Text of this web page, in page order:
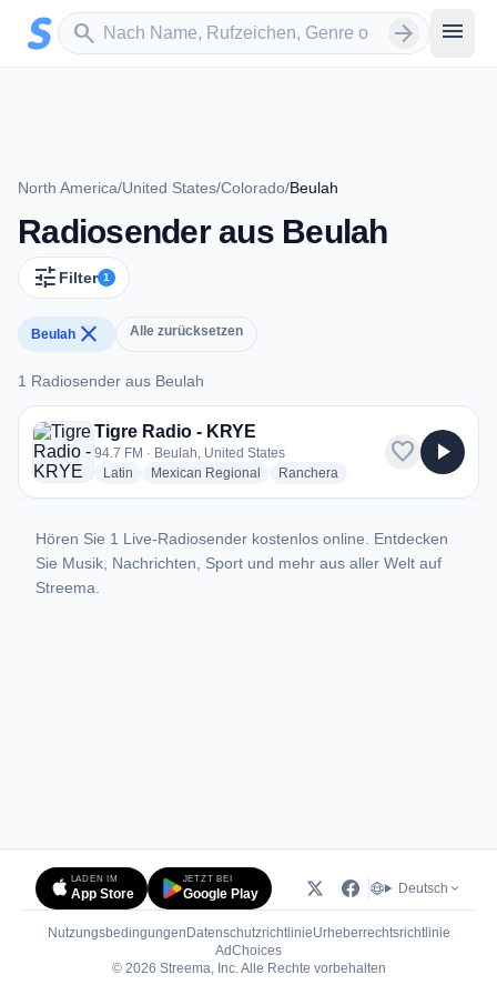
Zum Hauptinhalt springen
search
Sender suchen arrow_forward menu
North America/United States/Colorado/Beulah
Radiosender aus Beulah
tune Filter 1
Beulah close Alle zurücksetzen
1 Radiosender aus Beulah
1 Radiosender aus Beulah
Tigre Radio - KRYE
94.7 FM · Beulah, United States
Latin radio stations
Mexican Regional radio stations
Ranchera
favorite play_arrow
Hören Sie 1 Live-Radiosender kostenlos online. Entdecken
Sie Musik, Nachrichten, Sport und mehr aus aller Welt auf
Streema.
LADEN IM
App Store
JETZT BEI
Google Play Deutsch
Nutzungsbedingungen DatenschutzrichtlinieUrheberrechtsrichtlinie
AdChoices(öffnet in neuem Tab)
© 2026 Streema, Inc. Alle Rechte vorbehalten